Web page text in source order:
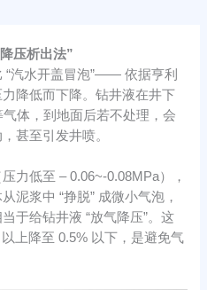
压析出法”​
“汽水开盖冒泡”—— 依据亨利
降低而下降。钻井液在井下
体，到地面后若不处理，会
甚至引发井喷。​
力低至 – 0.06~-0.08MPa），
泥浆中 “挣脱” 成微小气泡，
于给钻井液 “放气降压”。这
上降至 0.5% 以下，是避免气